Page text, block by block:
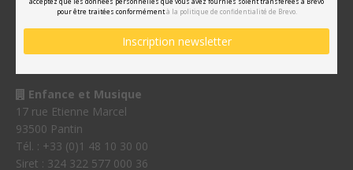
pour être traitées conformémentà la politique de confidentialité de Brevo.
Enfance et Musique
17 rue Etienne Marcel
93500 Pantin
Tél. : +33 (0)1 48 10 30 00
Siret : 324 322 577 000 36